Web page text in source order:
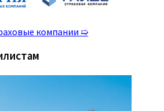
компании ➯